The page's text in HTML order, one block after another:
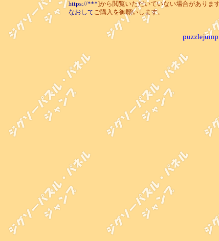
https://***]から閲覧いただいていない場合がありま
なおしてご購入を御願いします。